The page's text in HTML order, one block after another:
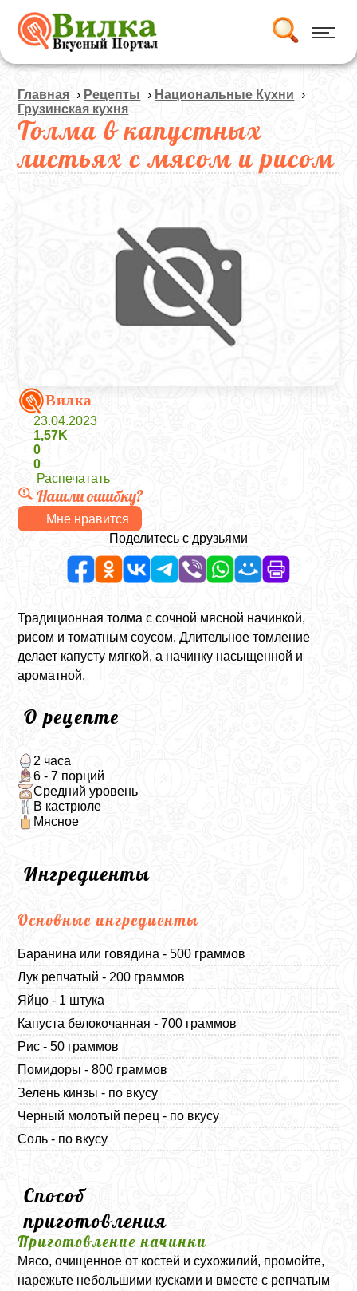
Главная › Рецепты › Национальные Кухни ›
Грузинская кухня
Толма в капустных
листьях с мясом и рисом
Вилка
23.04.2023
1,57K
0
0
Распечатать
Нашли ошибку?
Мне нравится
Поделитесь с друзьями
Традиционная толма с сочной мясной начинкой,
рисом и томатным соусом. Длительное томление
делает капусту мягкой, а начинку насыщенной и
ароматной.
О рецепте
2 часа
6 - 7 порций
Средний уровень
В кастрюле
Мясное
Ингредиенты
Основные ингредиенты
Баранина или говядина - 500 граммов
Лук репчатый - 200 граммов
Яйцо - 1 штука
Капуста белокочанная - 700 граммов
Рис - 50 граммов
Помидоры - 800 граммов
Зелень кинзы - по вкусу
Черный молотый перец - по вкусу
Соль - по вкусу
Способ
приготовления
Приготовление начинки
Мясо, очищенное от костей и сухожилий, промойте,
нарежьте небольшими кусками и вместе с репчатым